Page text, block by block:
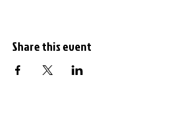
Share this event